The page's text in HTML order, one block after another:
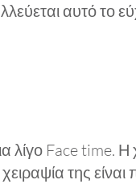
αυτό το
λίγο Face time.
της